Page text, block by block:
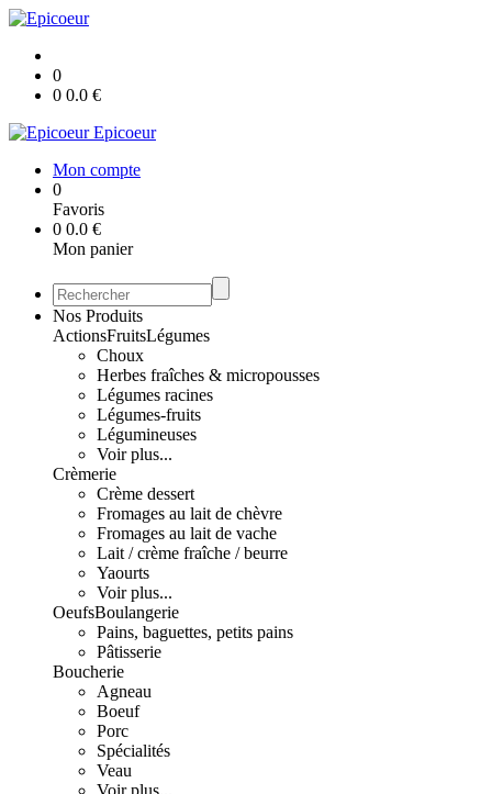
0
0 0.0 €
Epicoeur
Mon compte
0
Favoris
0 0.0 €
Mon panier
Nos Produits
ActionsFruitsLégumes
Choux
Herbes fraîches & micropousses
Légumes racines
Légumes-fruits
Légumineuses
Voir plus...
Crèmerie
Crème dessert
Fromages au lait de chèvre
Fromages au lait de vache
Lait / crème fraîche / beurre
Yaourts
Voir plus...
OeufsBoulangerie
Pains, baguettes, petits pains
Pâtisserie
Boucherie
Agneau
Boeuf
Porc
Spécialités
Veau
Voir plus...